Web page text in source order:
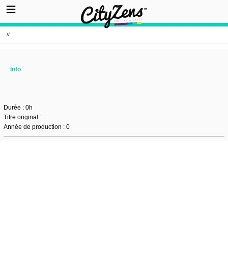
//
Info
Durée : 0h
Titre original :
Année de production : 0